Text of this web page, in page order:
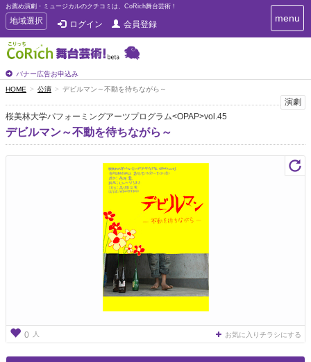
お薦め演劇・ミュージカルのクチコミは、CoRich舞台芸術！
T
o
g
g
e
n
a
v
i
g
地域選択 ログイン 会員登録
バナー広告お申込み
T
o
i
g
menu
HOME 公演 デビルマン～不動を待ちながら～
演劇
桜美林大学パフォーミングアーツプログラム<OPAP>vol.45
デビルマン～不動を待ちながら～
0 人 お気に入りチラシにする